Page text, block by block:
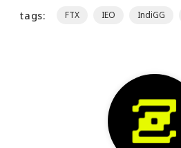
tags: FTX IEO IndiGG